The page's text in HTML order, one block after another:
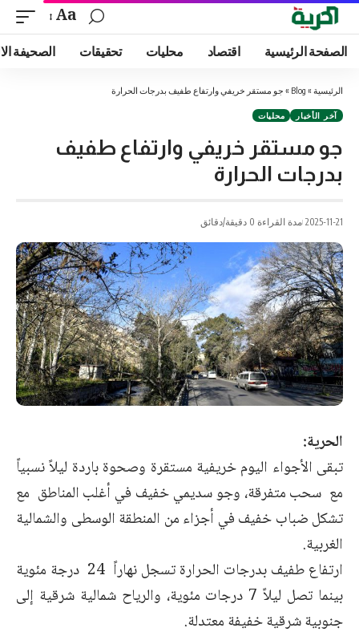
Aa
الصفحة الرئيسية اقتصاد محليات تحقيقات الصحيفة
الرئيسية »
Blog
» جو مستقر خريفي وارتفاع طفيف بدرجات الحرارة
آخر الأخبار محليات
جو مستقر خريفي وارتفاع طفيف
بدرجات الحرارة
2025-11-21 مدة القراءة 0 دقيقة/دقائق
الحرية:
تبقى الأجواء اليوم خريفية مستقرة وصحوة باردة ليلاً نسبياً
مع سحب متفرقة، وجو سديمي خفيف في أغلب المناطق مع
تشكل ضباب خفيف في أجزاء من المنطقة الوسطى والشمالية
الغربية.
ارتفاع طفيف بدرجات الحرارة تسجل نهاراً 24 درجة مئوية
بينما تصل ليلاً 7 درجات مئوية، والرياح شمالية شرقية إلى
جنوبية شرقية خفيفة معتدلة.